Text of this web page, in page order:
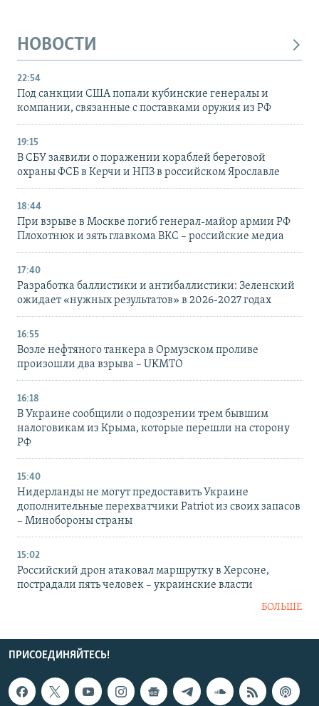
НОВОСТИ
22:54
Под санкции США попали кубинские генералы и
компании, связанные с поставками оружия из РФ
19:15
В СБУ заявили о поражении кораблей береговой
охраны ФСБ в Керчи и НПЗ в российском Ярославле
18:44
При взрыве в Москве погиб генерал-майор армии РФ
Плохотнюк и зять главкома ВКС – российские медиа
17:40
Разработка баллистики и антибаллистики: Зеленский
ожидает «нужных результатов» в 2026-2027 годах
16:55
Возле нефтяного танкера в Ормузском проливе
произошли два взрыва – UKMTO
16:18
В Украине сообщили о подозрении трем бывшим
налоговикам из Крыма, которые перешли на сторону
РФ
15:40
Нидерланды не могут предоставить Украине
дополнительные перехватчики Patriot из своих запасов
– Минобороны страны
15:02
Российский дрон атаковал маршрутку в Херсоне,
пострадали пять человек – украинские власти
БОЛЬШЕ
ПРИСОЕДИНЯЙТЕСЬ!